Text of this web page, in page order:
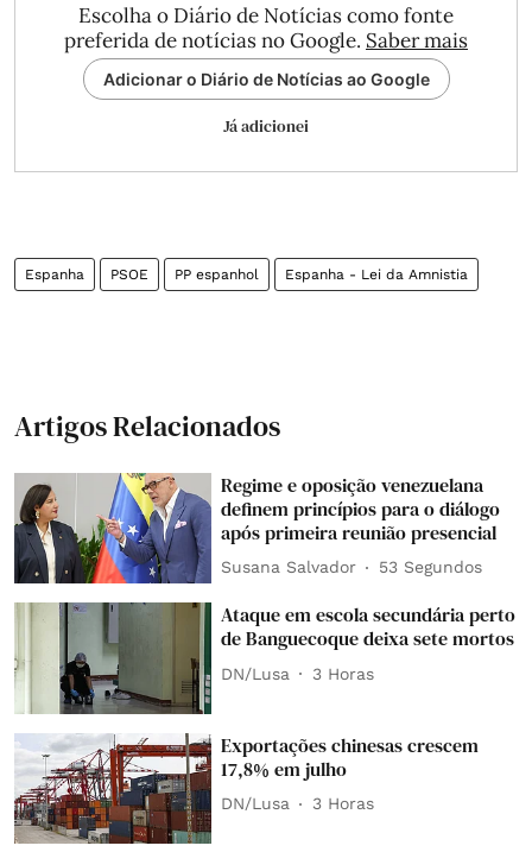
Escolha o Diário de Notícias como fonte
preferida de notícias no Google. Saber mais
Adicionar o Diário de Notícias ao Google
Já adicionei
Espanha PSOE PP espanhol Espanha - Lei da Amnistia
Artigos Relacionados
Regime e oposição venezuelana
definem princípios para o diálogo
após primeira reunião presencial
Susana Salvador 54 Segundos
Ataque em escola secundária perto
de Banguecoque deixa sete mortos
DN/Lusa 3 Horas
Exportações chinesas crescem
17,8% em julho
DN/Lusa 3 Horas